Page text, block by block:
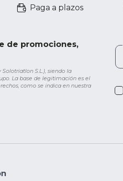
Paga a plazos
de promociones,
S.L.), siendo la
La base de legitimación es el
como se indica en nuestra